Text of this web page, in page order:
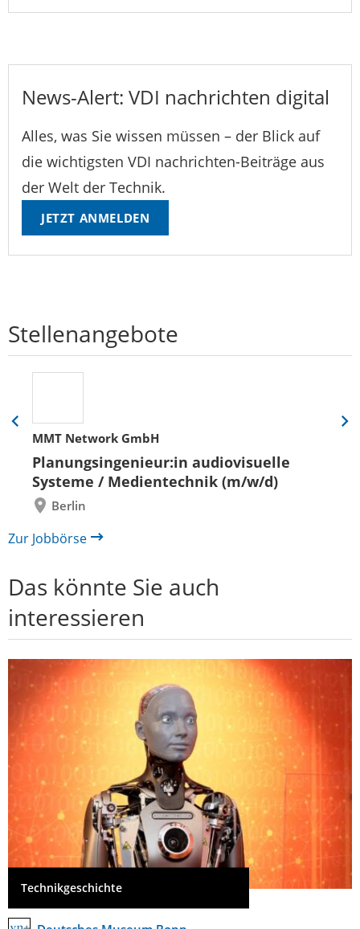
News-Alert: VDI nachrichten digital
Alles, was Sie wissen müssen – der Blick auf
die wichtigsten VDI nachrichten-Beiträge aus
der Welt der Technik.
JETZT ANMELDEN
Stellenangebote
MMT Network GmbH
Planungsingenieur:in audiovisuelle
Systeme / Medientechnik (m/w/d)
Berlin
Eine
Folie
zurück
Eine
Zur Jobbörse
Das könnte Sie auch
interessieren
Technikgeschichte